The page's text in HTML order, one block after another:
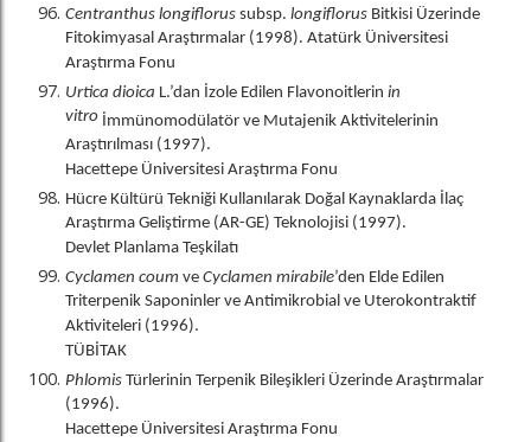
Centranthus longiflorus subsp. longiflorus Bitkisi Üzerinde
Fitokimyasal Araştırmalar (1998). Atatürk Üniversitesi
Araştırma Fonu
Urtica dioica L.’dan İzole Edilen Flavonoitlerin in
vitro İmmünomodülatör ve Mutajenik Aktivitelerinin
Araştırılması (1997).
Hacettepe Üniversitesi Araştırma Fonu
Hücre Kültürü Tekniği Kullanılarak Doğal Kaynaklarda İlaç
Araştırma Geliştirme (AR-GE) Teknolojisi (1997).
Devlet Planlama Teşkilatı
Cyclamen coum ve Cyclamen mirabile’den Elde Edilen
Triterpenik Saponinler ve Antimikrobial ve Uterokontraktif
Aktiviteleri (1996).
TÜBİTAK
Phlomis Türlerinin Terpenik Bileşikleri Üzerinde Araştırmalar
(1996).
Hacettepe Üniversitesi Araştırma Fonu